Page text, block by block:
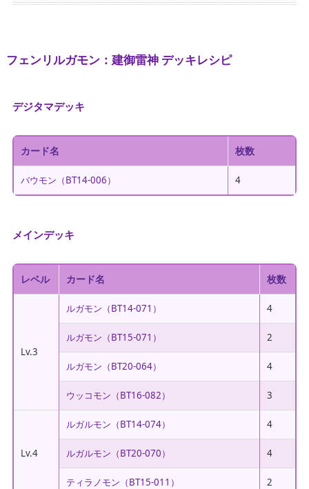
フェンリルガモン：建御雷神 デッキレシピ
デジタマデッキ
カード名 枚数
バウモン（BT14-006） 4
メインデッキ
レベル カード名 枚数
Lv.3
ルガモン（BT14-071） 4
ルガモン（BT15-071） 2
ルガモン（BT20-064） 4
ウッコモン（BT16-082） 3
Lv.4
ルガルモン（BT14-074） 4
ルガルモン（BT20-070） 4
ティラノモン（BT15-011） 2